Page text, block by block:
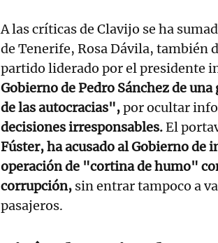
A las críticas de Clavijo se ha
de Tenerife, Rosa Dávila, también
partido liderado por el presidente
Gobierno de Pedro Sánchez de
de las autocracias",por ocultar
decisiones irresponsables.El
Fúster, ha acusado al Gobierno de
operación de "cortina de humo"
corrupción, sin entrar tampoco a
pasajeros.